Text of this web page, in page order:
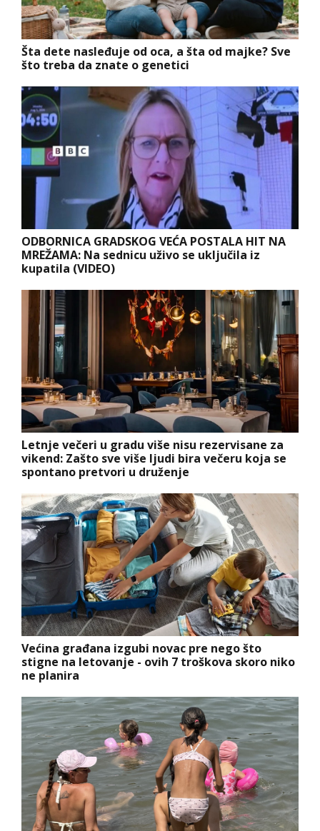
Šta dete nasleđuje od oca, a šta od majke? Sve
što treba da znate o genetici
ODBORNICA GRADSKOG VEĆA POSTALA HIT NA
MREŽAMA: Na sednicu uživo se uključila iz
kupatila (VIDEO)
Letnje večeri u gradu više nisu rezervisane za
vikend: Zašto sve više ljudi bira večeru koja se
spontano pretvori u druženje
Većina građana izgubi novac pre nego što
stigne na letovanje - ovih 7 troškova skoro niko
ne planira